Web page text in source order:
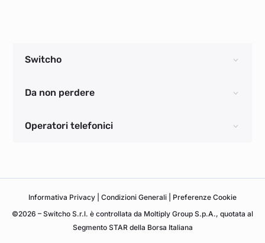
Switcho
Da non perdere
Operatori telefonici
Informativa Privacy Condizioni Generali
Preferenze Cookie
©2026 – Switcho S.r.l. è controllata da Moltiply Group S.p.A., quotata al
Segmento STAR della Borsa Italiana